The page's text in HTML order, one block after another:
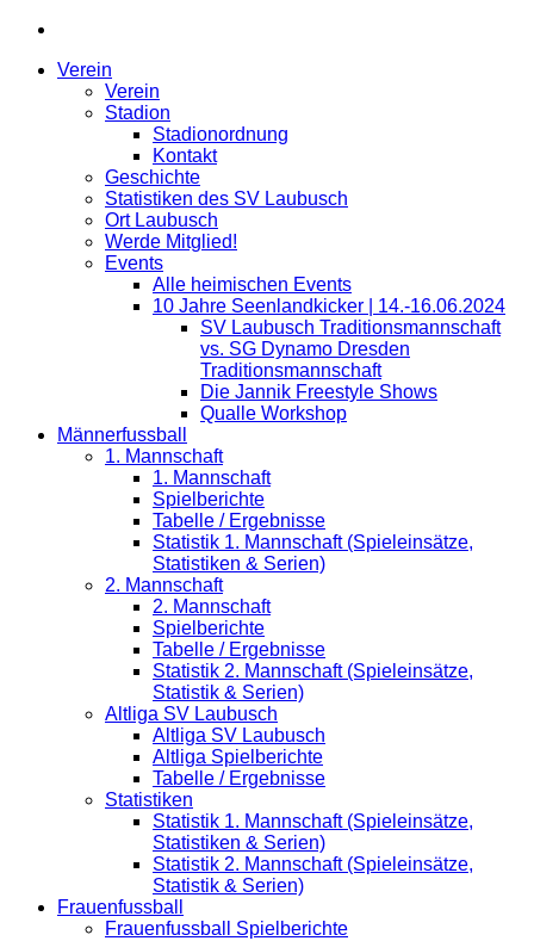
Verein
Verein
Stadion
Stadionordnung
Kontakt
Geschichte
Statistiken des SV Laubusch
Ort Laubusch
Werde Mitglied!
Events
Alle heimischen Events
10 Jahre Seenlandkicker | 14.-16.06.2024
SV Laubusch Traditionsmannschaft
vs. SG Dynamo Dresden
Traditionsmannschaft
Die Jannik Freestyle Shows
Qualle Workshop
Männerfussball
1. Mannschaft
1. Mannschaft
Spielberichte
Tabelle / Ergebnisse
Statistik 1. Mannschaft (Spieleinsätze,
Statistiken & Serien)
2. Mannschaft
2. Mannschaft
Spielberichte
Tabelle / Ergebnisse
Statistik 2. Mannschaft (Spieleinsätze,
Statistik & Serien)
Altliga SV Laubusch
Altliga SV Laubusch
Altliga Spielberichte
Tabelle / Ergebnisse
Statistiken
Statistik 1. Mannschaft (Spieleinsätze,
Statistiken & Serien)
Statistik 2. Mannschaft (Spieleinsätze,
Statistik & Serien)
Frauenfussball
Frauenfussball Spielberichte